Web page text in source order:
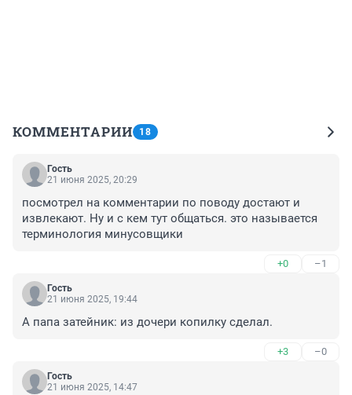
КОММЕНТАРИИ 18
Гость
21 июня 2025, 20:29
посмотрел на комментарии по поводу достают и
извлекают. Ну и с кем тут общаться. это называется
терминология минусовщики
+0 –1
Гость
21 июня 2025, 19:44
А папа затейник: из дочери копилку сделал.
+3 –0
Гость
21 июня 2025, 14:47